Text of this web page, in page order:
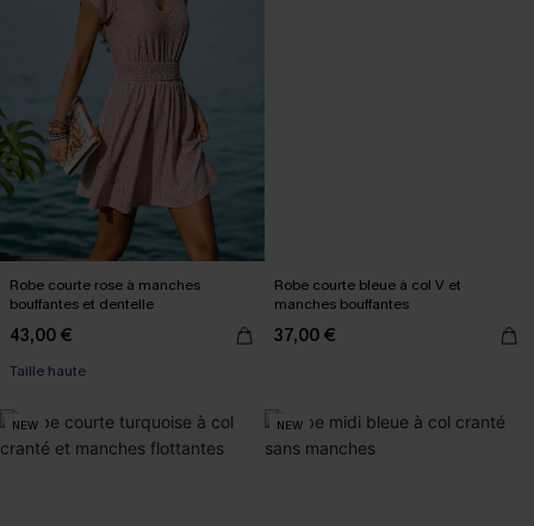
Robe courte rose à manches
bouffantes et dentelle
43,00 €
Taille haute
Robe courte bleue à col V et
manches bouffantes
37,00 €
NEW NEW